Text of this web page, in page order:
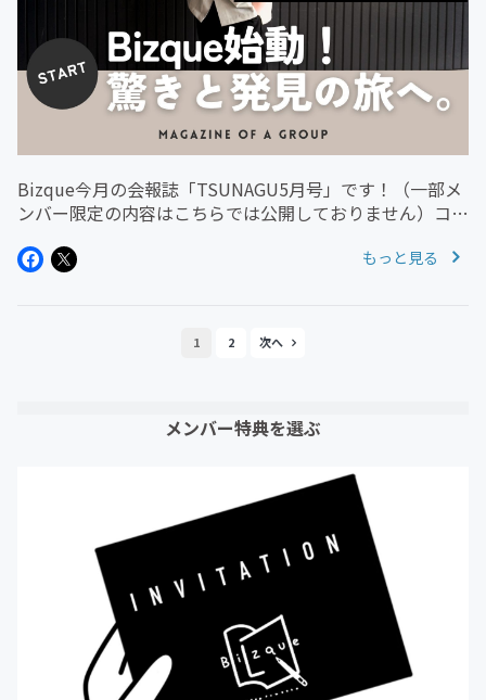
Bizque今月の会報誌「TSUNAGU5月号」です！（一部メ
ンバー限定の内容はこちらでは公開しておりません）コミ
中身の濃い時間でした。メンバーさんと共に日々アップデ
もっと見る
1 2
メンバー特典を選ぶ